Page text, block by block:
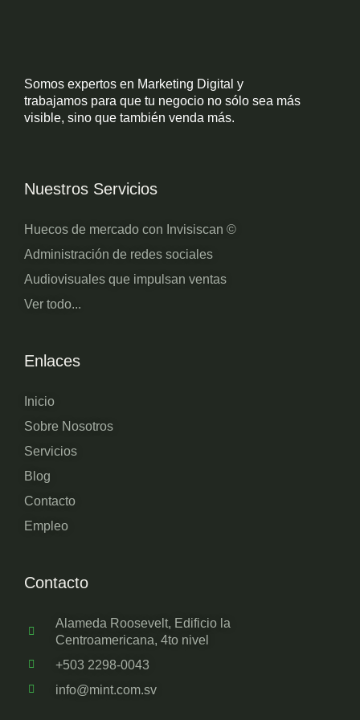
Contacto
Alameda Roosevelt, Edificio la
Centroamericana, 4to nivel
+503 2298-0043
info@mint.com.sv
Enlaces
Inicio
Sobre Nosotros
Servicios
Blog
Contacto
Empleo
Nuestros Servicios
Huecos de mercado con Invisiscan ©
Administración de redes sociales
Audiovisuales que impulsan ventas
Ver todo...
Somos expertos en Marketing Digital y
trabajamos para que tu negocio no sólo sea más
visible, sino que también venda más.